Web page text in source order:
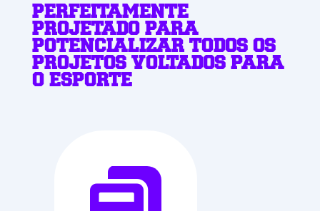
PERFEITAMENTE
PROJETADO PARA
POTENCIALIZAR TODOS OS
PROJETOS VOLTADOS PARA
O ESPORTE